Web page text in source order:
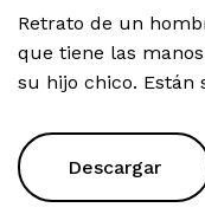
Retrato de un
que tiene las
su hijo chico. Están
Descargar